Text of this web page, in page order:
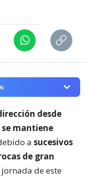
desde
mantiene
a sucesivos
de gran
de este